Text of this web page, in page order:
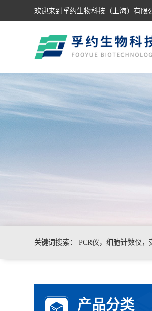
欢迎来到孚约生物科技（上海）有限
关键词搜索： PCR仪，细胞计数仪
产品分类